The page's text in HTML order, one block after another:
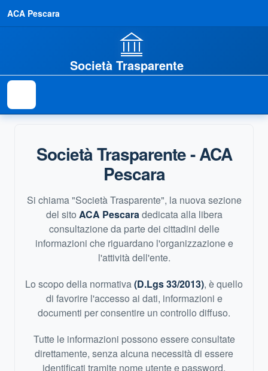
ACA Pescara
Società Trasparente
Società Trasparente - ACA
Pescara
Si chiama "Società Trasparente", la nuova sezione
del sito ACA Pescaradedicata alla libera
consultazione da parte dei cittadini delle
informazioni che riguardano l'organizzazione e
l'attività dell'ente.
Lo scopo della normativa(D.Lgs 33/2013), è quello
di favorire l'accesso ai dati, informazioni e
documenti per consentire un controllo diffuso.
Tutte le informazioni possono essere consultate
direttamente, senza alcuna necessità di essere
identificati tramite nome utente e password.